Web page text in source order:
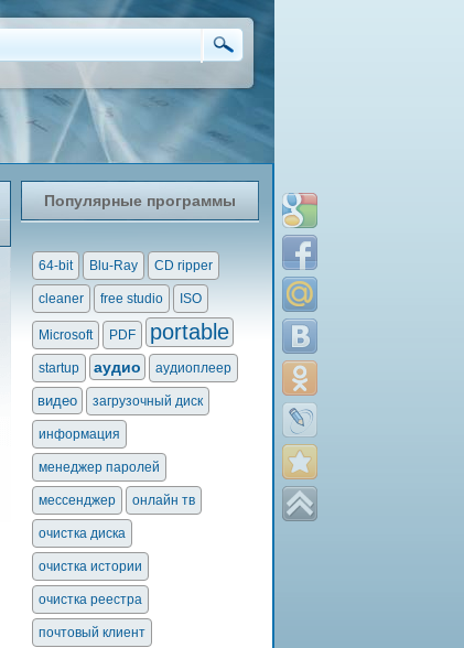
Популярные программы
64-bit Blu-Ray CD ripper
cleaner free studio ISO
Microsoft PDF portable
startup аудио аудиоплеер
видео загрузочный диск
информация
менеджер паролей
мессенджер онлайн тв
очистка диска
очистка истории
очистка реестра
почтовый клиент